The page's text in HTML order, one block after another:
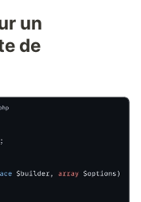
un
de